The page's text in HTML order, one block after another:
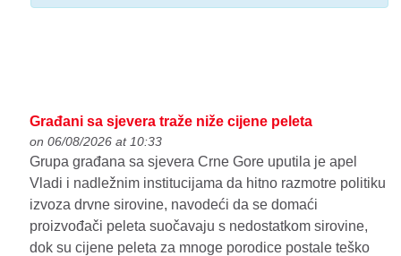
Građani sa sjevera traže niže cijene peleta
on 06/08/2026 at 10:33
Grupa građana sa sjevera Crne Gore uputila je apel
Vladi i nadležnim institucijama da hitno razmotre politiku
izvoza drvne sirovine, navodeći da se domaći
proizvođači peleta suočavaju s nedostatkom sirovine,
dok su cijene peleta za mnoge porodice postale teško